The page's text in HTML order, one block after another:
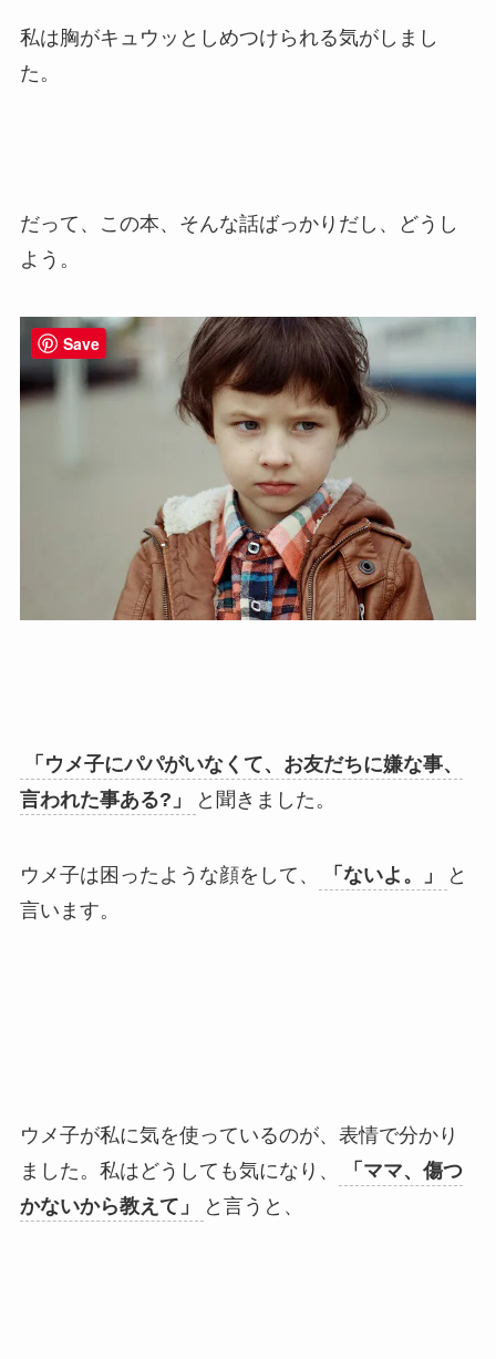
私は胸がキュウッとしめつけられる気がしまし
た。
だって、この本、そんな話ばっかりだし、どうし
よう。
「ウメ子にパパがいなくて、お友だちに嫌な事、
言われた事ある?」
と聞きました。
ウメ子は困ったような顔をして、 「ないよ。」
と
言います。
ウメ子が私に気を使っているのが、表情で分かり
ました。私はどうしても気になり、
「ママ、傷つ
かないから教えて」
と言うと、
Save